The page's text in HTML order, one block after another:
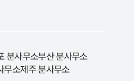
분사무소부산 분사무소
무소제주 분사무소